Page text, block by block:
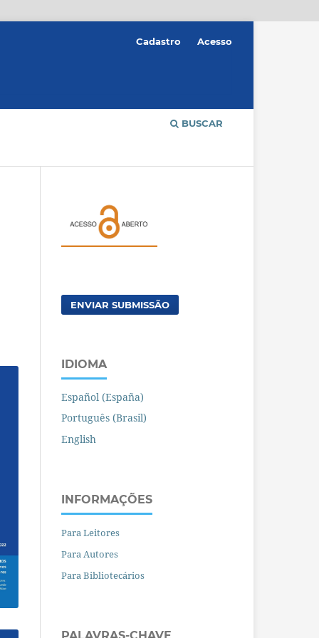
BUSCAR
Cadastro Acesso
ENVIAR SUBMISSÃO
IDIOMA
Español (España)
Português (Brasil)
English
INFORMAÇÕES
Para Leitores
Para Autores
Para Bibliotecários